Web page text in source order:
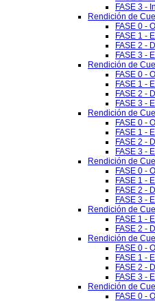
FASE 3 -
Rendición de
FASE 0 -
FASE 1 -
FASE 2 -
FASE 3 -
Rendición de
FASE 0 -
FASE 1 -
FASE 2 -
FASE 3 -
Rendición de
FASE 0 -
FASE 1 -
FASE 2 -
FASE 3 -
Rendición de
FASE 0 -
FASE 1 -
FASE 2 -
FASE 3 -
Rendición de
FASE 1 -
FASE 2 -
Rendición de
FASE 0 -
FASE 1 -
FASE 2 -
FASE 3 -
Rendición de
FASE 0 -